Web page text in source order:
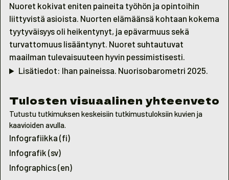
Nuoret kokivat eniten paineita työhön ja opintoihin
liittyvistä asioista. Nuorten elämäänsä kohtaan kokema
tyytyväisyys oli heikentynyt, ja epävarmuus sekä
turvattomuus lisääntynyt. Nuoret suhtautuvat
maailman tulevaisuuteen hyvin pessimistisesti.
Lisätiedot: Ihan paineissa. Nuorisobarometri 2025.
Tulosten visuaalinen yhteenveto
Tutustu tutkimuksen keskeisiin tutkimustuloksiin kuvien ja
kaavioiden avulla.
Infografiikka (fi)
Infografik (sv)
Infographics (en)